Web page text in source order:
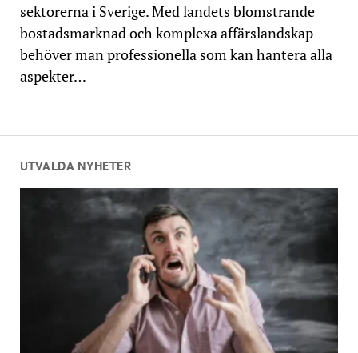
UTVALDA NYHETER
sektorerna i Sverige. Med landets blomstrande
bostadsmarknad och komplexa affärslandskap
behöver man professionella som kan hantera alla
aspekter…